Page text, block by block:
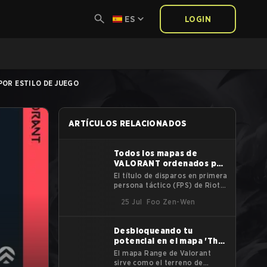
ES LOGIN
ESTILO DE JUEGO
ARTÍCULOS RELACIONADOS
Todos los mapas de
VALORANT ordenados por
lanzamiento
El título de disparos en primera
persona táctico (FPS) de Riot,
año. Con el paso del tiempo, se
y revitalizar la base de
jugadores. Cada mapa de
Valorant tiene su propia
personalidad y características
25 Jul Foo Zen-Wen
Desbloqueando tu
potencial en el mapa 'The
Range' en VALORANT
El mapa Range de Valorant
sirve como el terreno de